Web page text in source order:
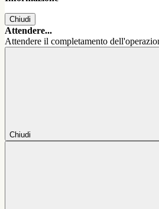
Chiudi
Attendere...
Attendere il completamento
Chiudi